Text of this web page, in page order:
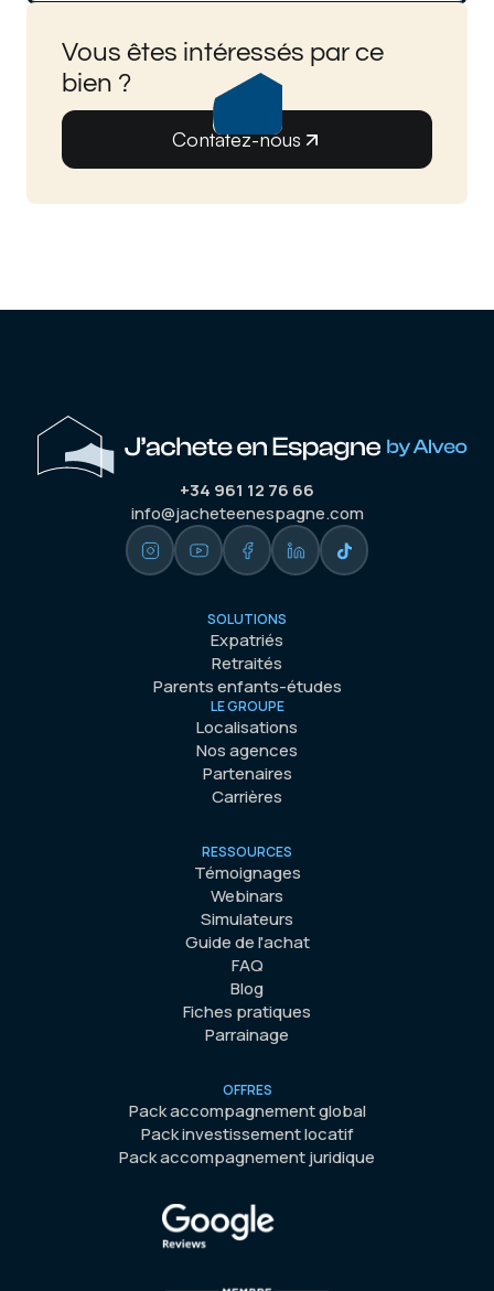
Vous êtes intéressés par ce
bien ?
Contatez-nous
+34 961 12 76 66
info@jacheteenespagne.com
SOLUTIONS
Expatriés
Retraités
Parents enfants-études
LE GROUPE
Localisations
Nos agences
Partenaires
Carrières
RESSOURCES
Témoignages
Webinars
Simulateurs
Guide de l'achat
FAQ
Blog
Fiches pratiques
Parrainage
OFFRES
Pack accompagnement global
Pack investissement locatif
Pack accompagnement juridique